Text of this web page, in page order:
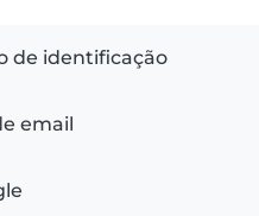
de identificação
email